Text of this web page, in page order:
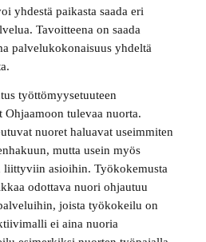
yhdestä paikasta saada eri
Tavoitteena on saada
palvelukokonaisuus yhdeltä
työttömyysetuuteen
Ohjaamoon tulevaa nuorta.
nuoret haluavat useimmiten
mutta usein myös
liittyviin asioihin. Työkokemusta
odottava nuori ohjautuu
joista työkokeilu on
ei aina nuoria